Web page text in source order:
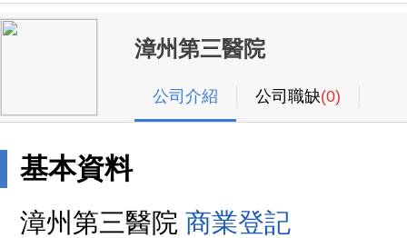
漳州第三醫院
公司介紹 公司職缺(0)
基本資料
漳州第三醫院 商業登記